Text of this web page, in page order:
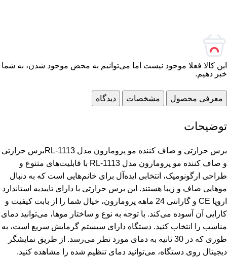
این کالا فعلا موجود نیست اما می‌توانیم به محض موجود شدن، به شما
خبر دهیم.
معرفی محصول مشخصات دیدگاه
توضیحات
برس حرارتی و صاف کننده مو پرومارون مدل RL-1113برس حرارتی
و صاف کننده مو پرومارون مدل RL-1113 با قابلیت‌های متنوع و
طراحی ارگونومیک، انتخابی ایده‌آل برای خانم‌هایی است که به دنبال
موهایی صاف و زیبا هستند. این برس حرارتی با دارای تاییدیه استاندارد
اروپا CE و گارانتی 24 ماهه پرومارون، خیال شما را از بابت کیفیت و
کارایی آن آسوده می‌کند. با توجه به نوع و ساختار موها، می‌توانید دمای
مناسب را انتخاب کنید. دستگاه دارای سیستم گرمایش سریع است، به
طوری که در 30 ثانیه به دمای مورد نظر می‌رسد. از طریق نمایشگر
دیجیتال روی دستگاه، می‌توانید دمای تنظیم شده را مشاهده کنید.